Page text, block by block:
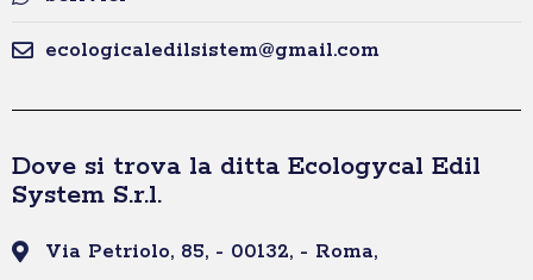
ecologicaledilsistem@gmail.com
Dove si trova la ditta Ecologycal Edil
System S.r.l.
Via Petriolo, 85, - 00132, - Roma,